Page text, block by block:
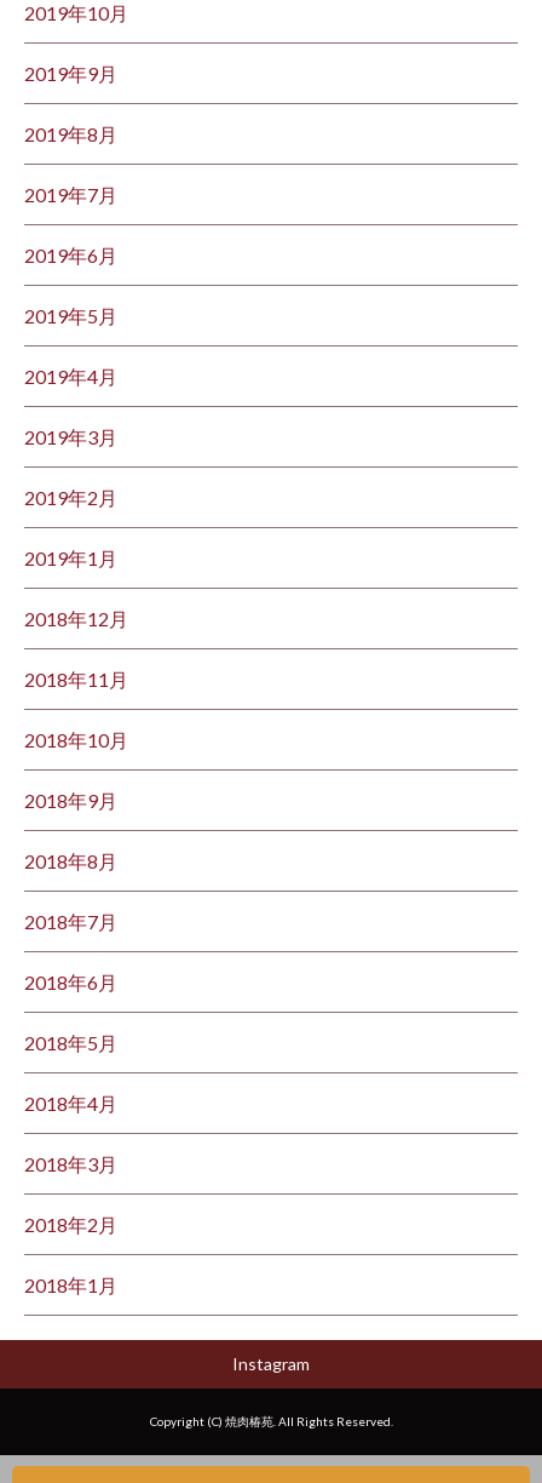
2019年10月
2019年9月
2019年8月
2019年7月
2019年6月
2019年5月
2019年4月
2019年3月
2019年2月
2019年1月
2018年12月
2018年11月
2018年10月
2018年9月
2018年8月
2018年7月
2018年6月
2018年5月
2018年4月
2018年3月
2018年2月
2018年1月
Instagram
Copyright (C) 焼肉椿苑. All Rights Reserved.